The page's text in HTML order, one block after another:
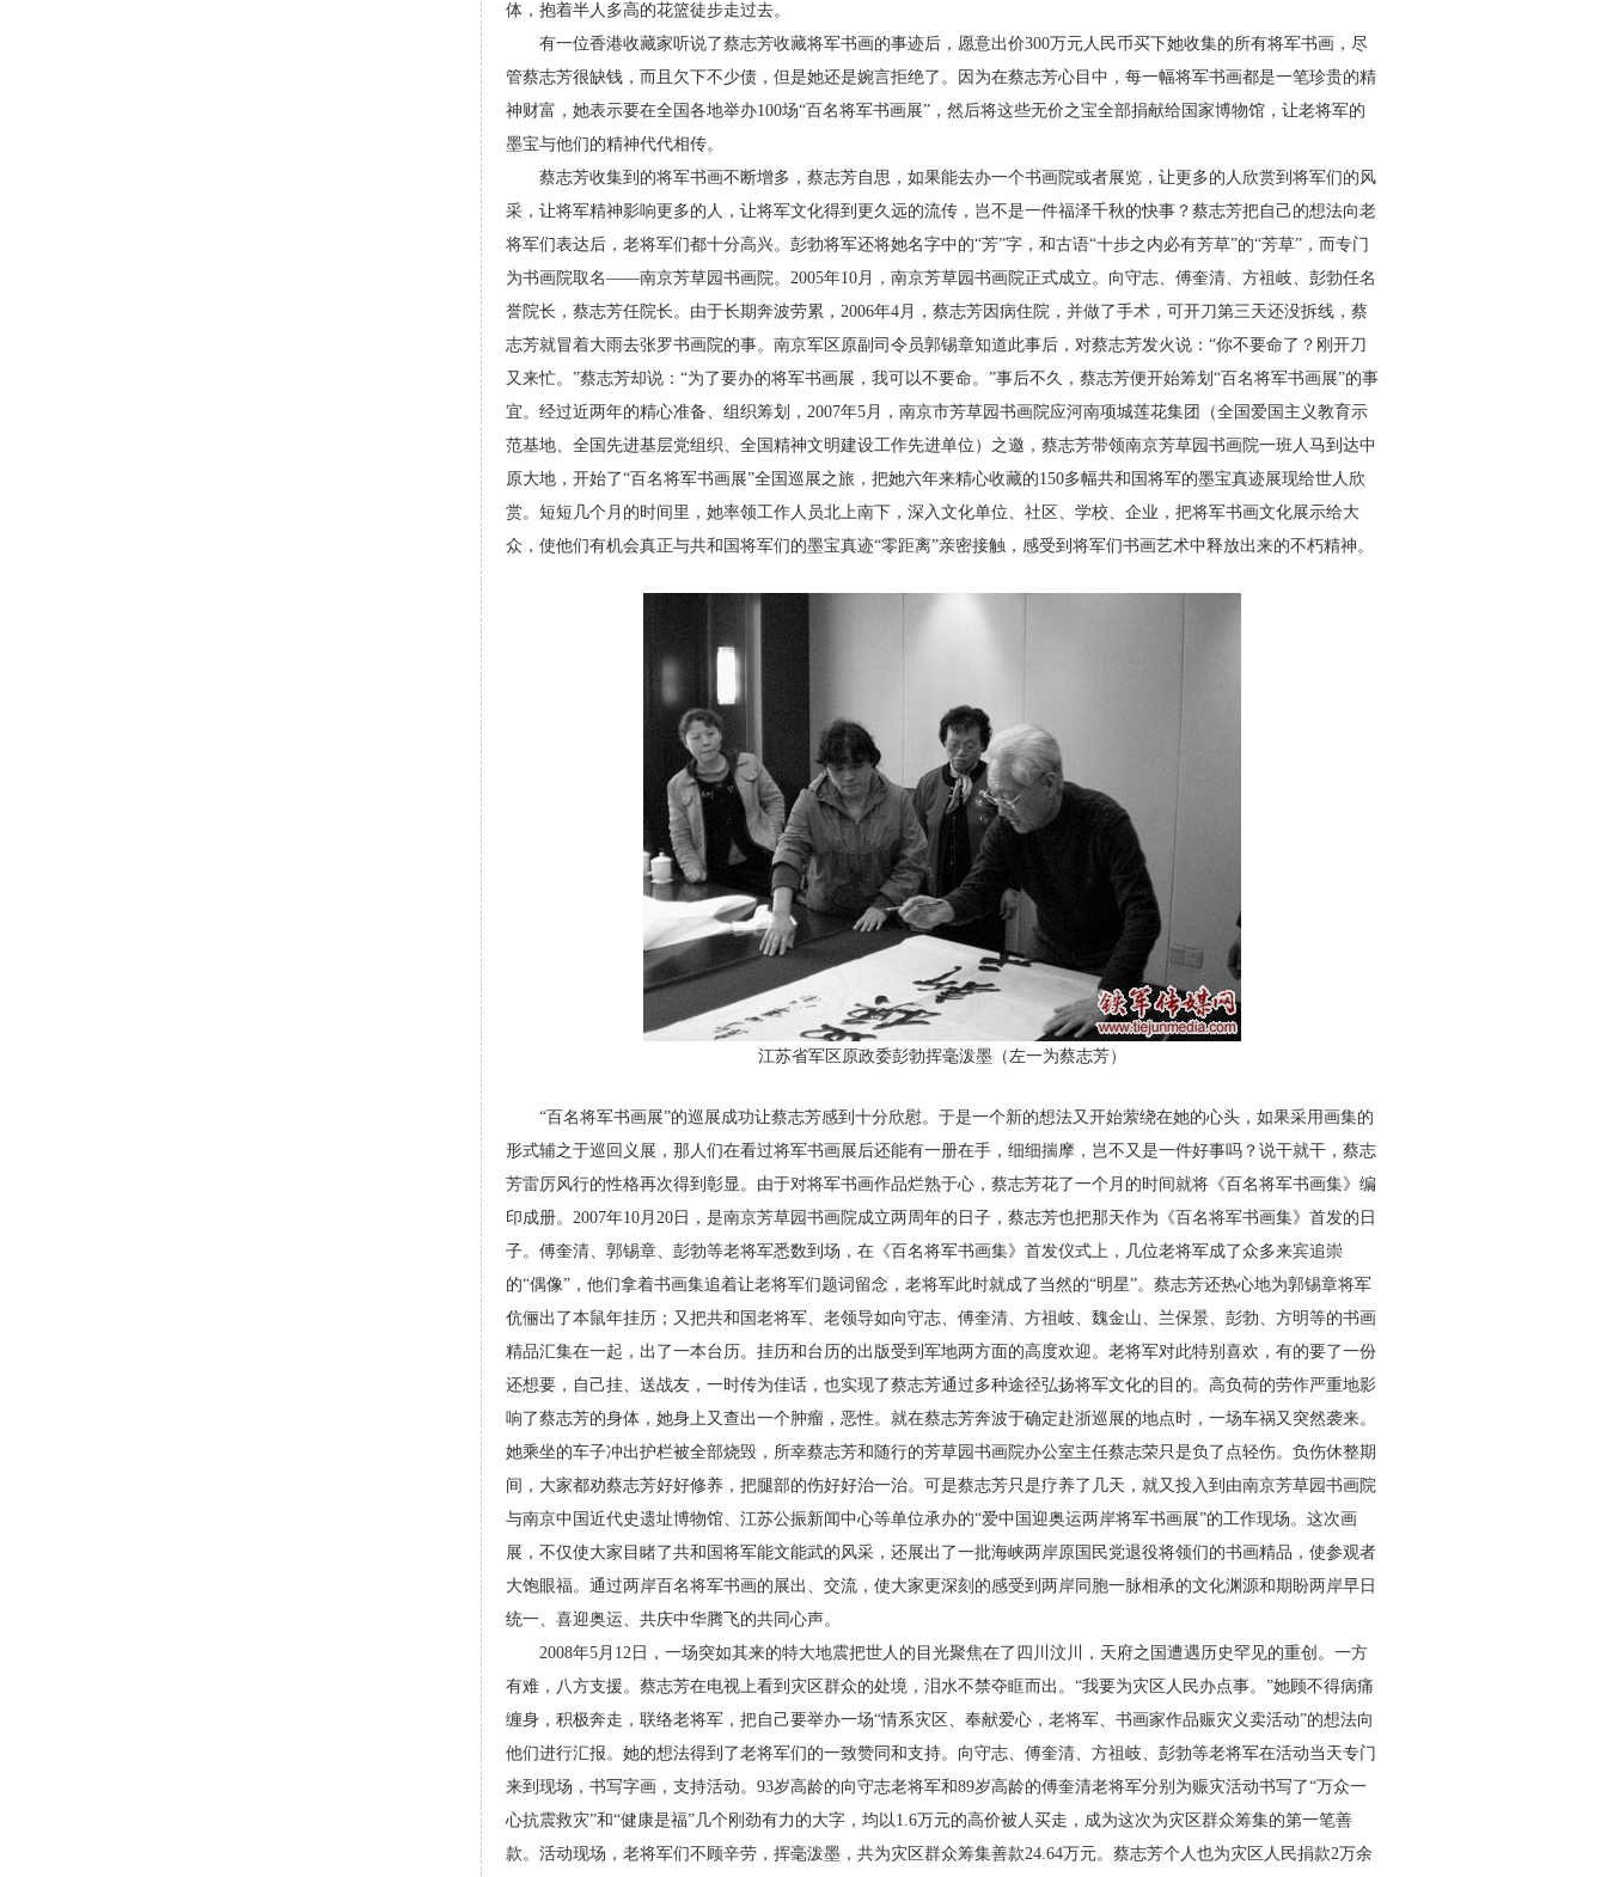
体，抱着半人多高的花篮徒步走过去。
有一位香港收藏家听说了蔡志芳收藏将军书画的事迹后，愿意出价300万元人民币买下她收集的所有将军书画，尽
管蔡志芳很缺钱，而且欠下不少债，但是她还是婉言拒绝了。因为在蔡志芳心目中，每一幅将军书画都是一笔珍贵的精
神财富，她表示要在全国各地举办100场“百名将军书画展”，然后将这些无价之宝全部捐献给国家博物馆，让老将军的
墨宝与他们的精神代代相传。
蔡志芳收集到的将军书画不断增多，蔡志芳自思，如果能去办一个书画院或者展览，让更多的人欣赏到将军们的风
采，让将军精神影响更多的人，让将军文化得到更久远的流传，岂不是一件福泽千秋的快事？蔡志芳把自己的想法向老
将军们表达后，老将军们都十分高兴。彭勃将军还将她名字中的“芳”字，和古语“十步之内必有芳草”的“芳草”，而专门
为书画院取名——南京芳草园书画院。 2005年10月，南京芳草园书画院正式成立。向守志、傅奎清、方祖岐、彭勃任名
誉院长，蔡志芳任院长。由于长期奔波劳累， 2006年4月，蔡志芳因病住院，并做了手术，可开刀第三天还没拆线，蔡
志芳就冒着大雨去张罗书画院的事。南京军区原副司令员郭锡章知道此事后，对蔡志芳发火说：“你不要命了？刚开刀
又来忙。”蔡志芳却说：“为了要办的将军书画展，我可以不要命。”事后不久，蔡志芳便开始筹划“百名将军书画展”的事
宜。经过近两年的精心准备、组织筹划， 2007年5月，南京市芳草园书画院应河南项城莲花集团（全国爱国主义教育示
范基地、全国先进基层党组织、全国精神文明建设工作先进单位）之邀，蔡志芳带领南京芳草园书画院一班人马到达中
原大地，开始了“百名将军书画展”全国巡展之旅，把她六年来精心收藏的150多幅共和国将军的墨宝真迹展现给世人欣
赏。短短几个月的时间里，她率领工作人员北上南下，深入文化单位、社区、学校、企业，把将军书画文化展示给大
众，使他们有机会真正与共和国将军们的墨宝真迹“零距离”亲密接触，感受到将军们书画艺术中释放出来的不朽精神。
江苏省军区原政委彭勃挥毫泼墨（左一为蔡志芳）
“百名将军书画展”的巡展成功让蔡志芳感到十分欣慰。于是一个新的想法又开始萦绕在她的心头，如果采用画集的
形式辅之于巡回义展，那人们在看过将军书画展后还能有一册在手，细细揣摩，岂不又是一件好事吗？说干就干，蔡志
芳雷厉风行的性格再次得到彰显。由于对将军书画作品烂熟于心，蔡志芳花了一个月的时间就将《百名将军书画集》编
印成册。 2007年10月 20 日，是南京芳草园书画院成立两周年的日子，蔡志芳也把那天作为《百名将军书画集》首发的日
子。傅奎清、郭锡章、彭勃等老将军悉数到场，在《百名将军书画集》首发仪式上，几位老将军成了众多来宾追崇
的“偶像”，他们拿着书画集追着让老将军们题词留念，老将军此时就成了当然的“明星”。蔡志芳还热心地为郭锡章将军
伉俪出了本鼠年挂历；又把共和国老将军、老领导如向守志、傅奎清、方祖岐、魏金山、兰保景、彭勃、方明等的书画
精品汇集在一起，出了一本台历。挂历和台历的出版受到军地两方面的高度欢迎。老将军对此特别喜欢，有的要了一份
还想要，自己挂、送战友，一时传为佳话，也实现了蔡志芳通过多种途径弘扬将军文化的目的。高负荷的劳作严重地影
响了蔡志芳的身体，她身上又查出一个肿瘤，恶性。就在蔡志芳奔波于确定赴浙巡展的地点时，一场车祸又突然袭来。
她乘坐的车子冲出护栏被全部烧毁，所幸蔡志芳和随行的芳草园书画院办公室主任蔡志荣只是负了点轻伤。负伤休整期
间，大家都劝蔡志芳好好修养，把腿部的伤好好治一治。可是蔡志芳只是疗养了几天，就又投入到由南京芳草园书画院
与南京中国近代史遗址博物馆、江苏公振新闻中心等单位承办的“爱中国迎奥运两岸将军书画展”的工作现场。这次画
展，不仅使大家目睹了共和国将军能文能武的风采，还展出了一批海峡两岸原国民党退役将领们的书画精品，使参观者
大饱眼福。通过两岸百名将军书画的展出、交流，使大家更深刻的感受到两岸同胞一脉相承的文化渊源和期盼两岸早日
统一、喜迎奥运、共庆中华腾飞的共同心声。
2008年5月 12 日，一场突如其来的特大地震把世人的目光聚焦在了四川汶川，天府之国遭遇历史罕见的重创。一方
有难，八方支援。蔡志芳在电视上看到灾区群众的处境，泪水不禁夺眶而出。“我要为灾区人民办点事。”她顾不得病痛
缠身，积极奔走，联络老将军，把自己要举办一场“情系灾区、奉献爱心，老将军、书画家作品赈灾义卖活动”的想法向
他们进行汇报。她的想法得到了老将军们的一致赞同和支持。向守志、傅奎清、方祖岐、彭勃等老将军在活动当天专门
来到现场，书写字画，支持活动。 93岁高龄的向守志老将军和89岁高龄的傅奎清老将军分别为赈灾活动书写了“万众一
心抗震救灾”和“健康是福”几个刚劲有力的大字，均以1.6万元的高价被人买走，成为这次为灾区群众筹集的第一笔善
款。活动现场，老将军们不顾辛劳，挥毫泼墨，共为灾区群众筹集善款24.64万元。蔡志芳个人也为灾区人民捐款2万余